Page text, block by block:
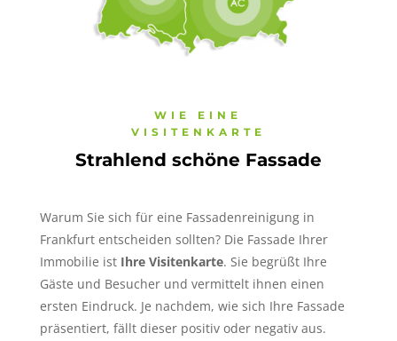
WIE EINE
VISITENKARTE
Strahlend schöne Fassade
Warum Sie sich für eine Fassadenreinigung in
Frankfurt entscheiden sollten? Die Fassade Ihrer
Immobilie ist Ihre Visitenkarte. Sie begrüßt Ihre
Gäste und Besucher und vermittelt ihnen einen
ersten Eindruck. Je nachdem, wie sich Ihre Fassade
präsentiert, fällt dieser positiv oder negativ aus.